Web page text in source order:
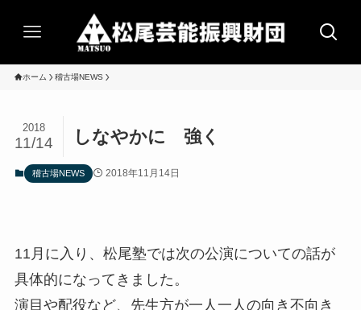
ホーム 稽古場NEWS
しなやかに 強く
2018
11/14
稽古場NEWS 2018年11月14日
11月に入り、松尾塾では次の公演についての話が
具体的になってきました。
演目や配役など、先生方が一人一人の向き不向き